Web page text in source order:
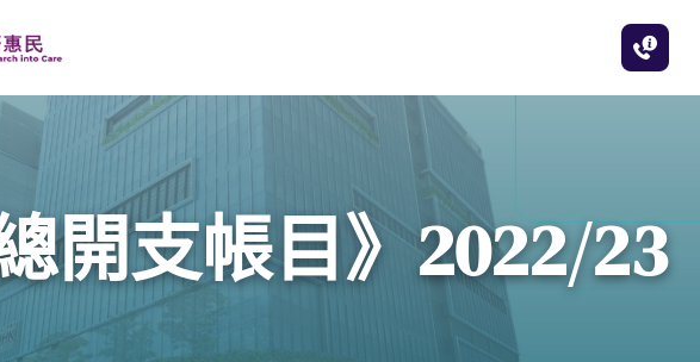
開支帳目》2022/23